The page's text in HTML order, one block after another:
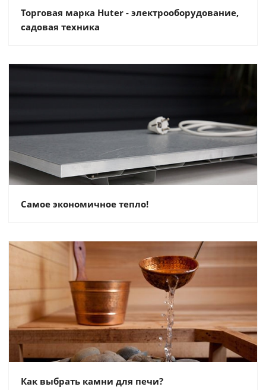
Торговая марка Huter - электрооборудование,
садовая техника
Самое экономичное тепло!
Как выбрать камни для печи?